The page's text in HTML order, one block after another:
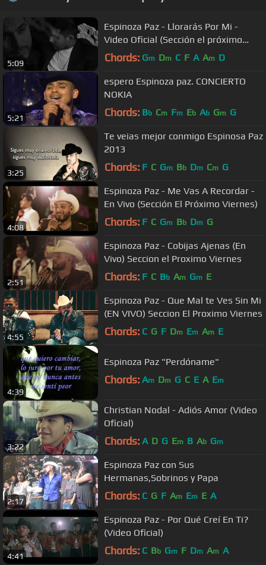
5:09
Espinoza Paz - Llorarás Por Mi -
Video Oficial (Sección el próximo
viernes)
Chords: Gm Dm C F A Am D
5:21
espero Espinoza paz. CONCIERTO
NOKIA
Chords: Bb Cm Fm Eb Ab Gm G
3:25
Te veias mejor conmigo Espinosa Paz
2013
Chords: F C Gm Bb Dm Cm G
4:08
Espinoza Paz - Me Vas A Recordar -
En Vivo (Sección El Próximo Viernes)
Chords: F C Gm Bb Dm G
2:51
Espinoza Paz - Cobijas Ajenas (En
Vivo) Seccion el Proximo Viernes
Chords: F C Bb Am Gm E
4:55
Espinoza Paz - Que Mal te Ves Sin Mi
(EN VIVO) Seccion El Proximo Viernes
Chords: C G F Dm Em Am E
4:39
Espinoza Paz "Perdóname"
Chords: Am Dm G C E A Em
3:22
Christian Nodal - Adiós Amor (Video
Oficial)
Chords: A D G Em B Ab Gm
2:17
Espinoza Paz con Sus
Hermanas,Sobrinos y Papa
Chords: C G F Am Em E A
4:41
Espinoza Paz - Por Qué Creí En Ti?
(Video Oficial)
Chords: C Bb Gm F Dm Am A